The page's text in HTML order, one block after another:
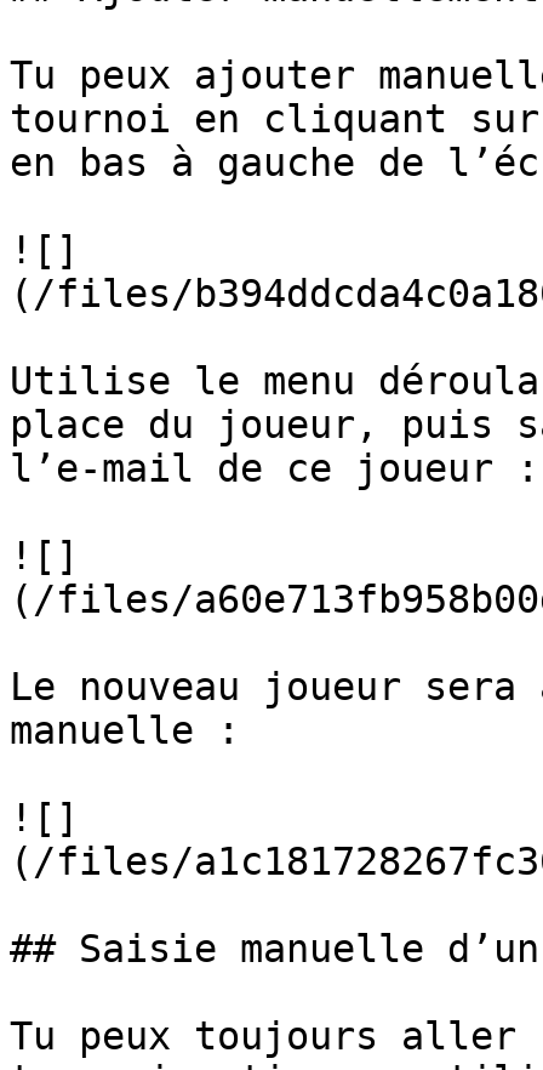
Tu peux ajouter
tournoi en cliquant
en bas à gauche de
![]
(/files/
Utilise le menu
place du joueur, puis
l’e-mail de ce joueur :
![]
(/files/
Le nouveau joueur sera
manuelle :
![]
(/files/
## Saisie manuelle
Tu peux toujours aller